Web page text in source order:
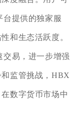
台提供的独家服
和生态活跃度。
易，进一步增强
监管挑战，HBX
数字货币市场中